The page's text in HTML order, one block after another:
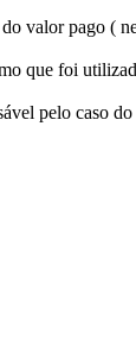
valor pago
que foi
pelo caso